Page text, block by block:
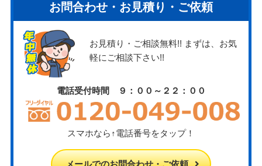
お問合わせ・お見積り・ご依頼
お見積り・ご相談無料!! まずは、お気
軽にご相談下さい!!
電話受付時間 ９：００～２２：００
スマホなら↑電話番号をタップ！
メールでのお問合わせ・ご依頼